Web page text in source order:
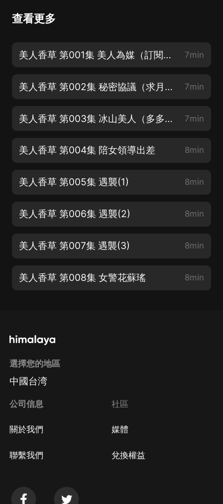
查看更多
美人香草 第001集 美人為媒（訂閱收聽！） 7min
美人香草 第002集 秘密協議（求月票吖❤） 7min
美人香草 第003集 冰山美人（多多支持喔） 7min
美人香草 第004集 陪女領導出差 8min
美人香草 第005集 遇襲(1) 8min
美人香草 第006集 遇襲(2) 8min
美人香草 第007集 遇襲(3) 8min
美人香草 第008集 女警花蘇瑤 8min
選擇您的地區
中國台湾
公司信息
關於我們
聯繫我們
社區
媒體
兌換權益